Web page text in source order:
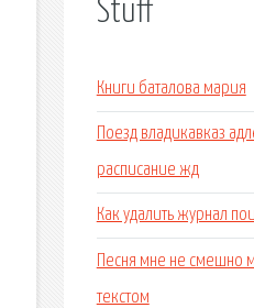
Stuff
Книги баталова мария
Поезд владикавказ
расписание жд
Как удалить журнал
Песня мне не смешно
текстом